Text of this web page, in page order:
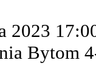
2023
Bytom